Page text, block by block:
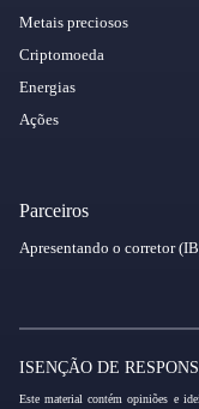
Metais preciosos
Criptomoeda
Energias
Ações
Parceiros
Apresentando o corretor
ISENÇÃO DE
Este material contém opiniões e